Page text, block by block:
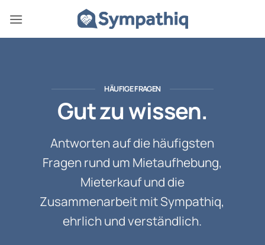
Inhalt
springen
HÄUFIGE FRAGEN
Gut zu wissen.
Antworten auf die häufigsten
Fragen rund um Mietaufhebung,
Mieterkauf und die
Zusammenarbeit mit Sympathiq,
ehrlich und verständlich.